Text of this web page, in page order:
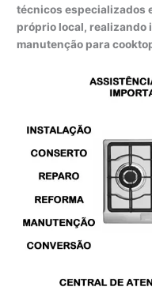
técnicos especializados
próprio local, realizando
manutenção para